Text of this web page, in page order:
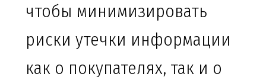
чтобы минимизировать
риски утечки информации
как о покупателях, так и о